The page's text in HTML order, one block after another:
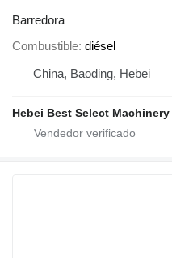
Barredora
Combustible diésel
China, Baoding, Hebei
Hebei Best Select